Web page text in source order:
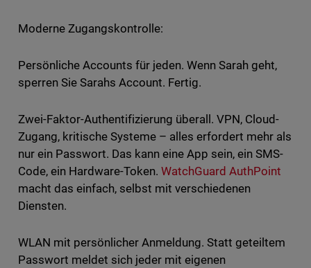
Moderne Zugangskontrolle:
Persönliche Accounts für jeden. Wenn Sarah geht,
sperren Sie Sarahs Account. Fertig.
Zwei-Faktor-Authentifizierung überall. VPN, Cloud-
Zugang, kritische Systeme – alles erfordert mehr als
nur ein Passwort. Das kann eine App sein, ein SMS-
Code, ein Hardware-Token. WatchGuard AuthPoint
macht das einfach, selbst mit verschiedenen
Diensten.
WLAN mit persönlicher Anmeldung. Statt geteiltem
Passwort meldet sich jeder mit eigenen